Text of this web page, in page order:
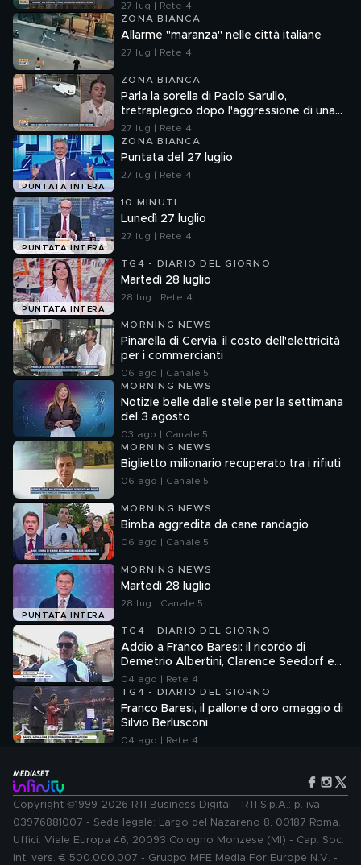
27 lug | Rete 4
ZONA BIANCA
Allarme "maranza" nelle città italiane
27 lug | Rete 4
ZONA BIANCA
Parla la sorella di Paolo Sarullo,
tretraplegico dopo l'aggressione di una
baby gang
27 lug | Rete 4
PUNTATA INTERA
ZONA BIANCA
Puntata del 27 luglio
27 lug | Rete 4
PUNTATA INTERA
10 MINUTI
Lunedì 27 luglio
27 lug | Rete 4
PUNTATA INTERA
TG4 - DIARIO DEL GIORNO
Martedì 28 luglio
28 lug | Rete 4
MORNING NEWS
Pinarella di Cervia, il costo dell'elettricità
per i commercianti
06 ago | Canale 5
MORNING NEWS
Notizie belle dalle stelle per la settimana
del 3 agosto
03 ago | Canale 5
MORNING NEWS
Biglietto milionario recuperato tra i rifiuti
06 ago | Canale 5
MORNING NEWS
Bimba aggredita da cane randagio
06 ago | Canale 5
PUNTATA INTERA
MORNING NEWS
Martedì 28 luglio
28 lug | Canale 5
TG4 - DIARIO DEL GIORNO
Addio a Franco Baresi: il ricordo di
Demetrio Albertini, Clarence Seedorf e
Giovanni Galli
04 ago | Rete 4
TG4 - DIARIO DEL GIORNO
Franco Baresi, il pallone d'oro omaggio di
Silvio Berlusconi
04 ago | Rete 4
Copyright ©1999-2026 RTI Business Digital - RTI S.p.A.: p. iva
03976881007 - Sede legale: Largo del Nazareno 8, 00187 Roma.
Uffici: Viale Europa 46, 20093 Cologno Monzese (MI) - Cap. Soc.
int. vers. € 500.000.007 - Gruppo MFE Media For Europe N.V. -